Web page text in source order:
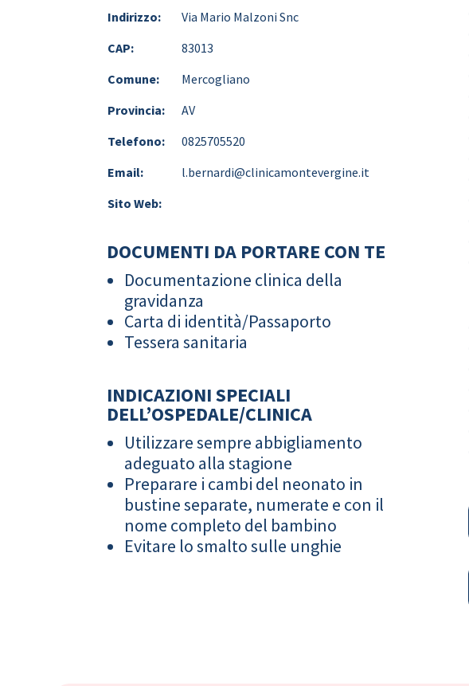
Indirizzo:
Via Mario Malzoni Snc
CAP:
83013
Comune:
Mercogliano
Provincia:
AV
Telefono:
0825705520
Email:
l.bernardi@clinicamontevergine.it
Sito Web:
DOCUMENTI DA PORTARE CON TE
Documentazione clinica della
gravidanza
Carta di identità/Passaporto
Tessera sanitaria
INDICAZIONI SPECIALI
DELL’OSPEDALE/CLINICA
Utilizzare sempre abbigliamento
adeguato alla stagione
Preparare i cambi del neonato in
bustine separate, numerate e con il
nome completo del bambino
Evitare lo smalto sulle unghie